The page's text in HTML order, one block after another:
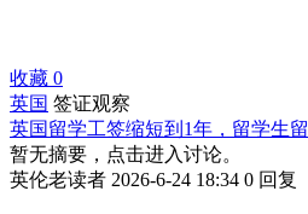
收藏 0
英国 签证观察
英国留学工签缩短到1年，留学生
暂无摘要，点击进入讨论。
英伦老读者 2026-6-24 18:34 0 回复